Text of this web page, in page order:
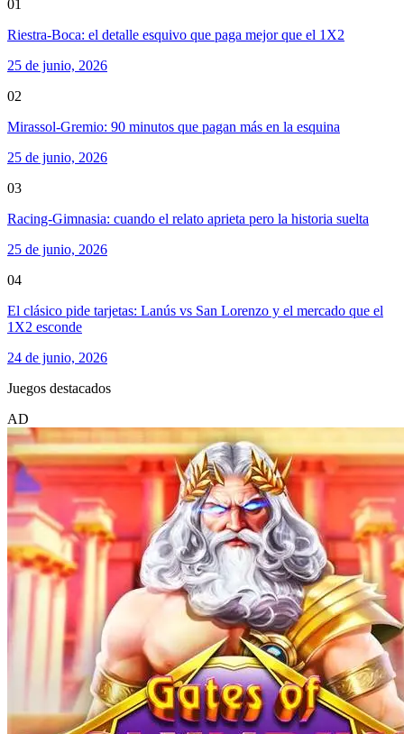
01
Riestra-Boca: el detalle esquivo que paga mejor que el 1X2
25 de junio, 2026
02
Mirassol-Gremio: 90 minutos que pagan más en la esquina
25 de junio, 2026
03
Racing-Gimnasia: cuando el relato aprieta pero la historia suelta
25 de junio, 2026
04
El clásico pide tarjetas: Lanús vs San Lorenzo y el mercado que el
1X2 esconde
24 de junio, 2026
Juegos destacados
AD